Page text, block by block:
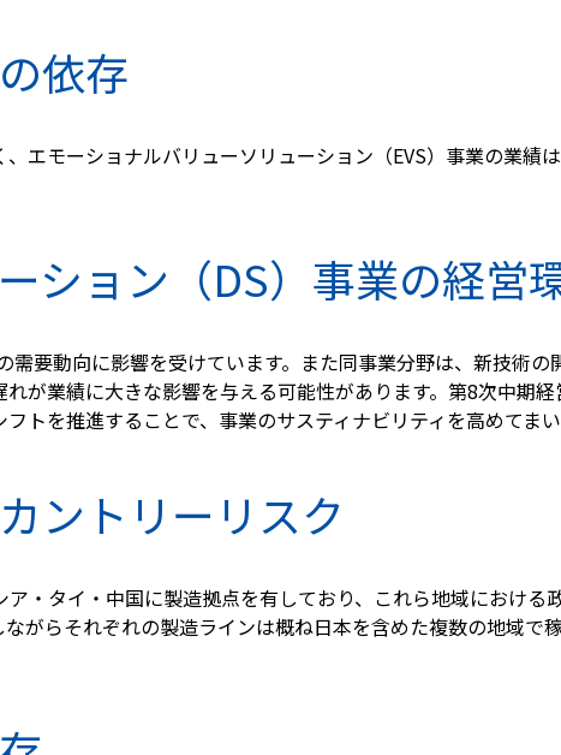
依存
エモーショナルバリューソリューション（EVS）事業の業績
ション（DS）事業の経営
需要動向に影響を受けています。また同事業分野は、新技術
が業績に大きな影響を与える可能性があります。第8次中期
トを推進することで、事業のサスティナビリティを高めてまい
ントリーリスク
・タイ・中国に製造拠点を有しており、これら地域におけ
がらそれぞれの製造ラインは概ね日本を含めた複数の地域で